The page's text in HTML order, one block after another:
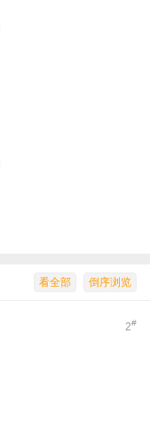
倒序浏览
看全部
2#